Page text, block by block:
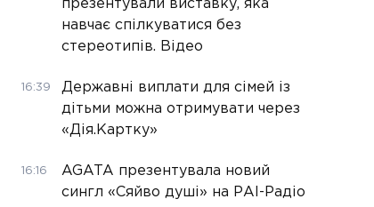
презентували виставку, яка
навчає спілкуватися без
стереотипів. Відео
16:39
Державні виплати для сімей із
дітьми можна отримувати через
«Дія.Картку»
16:16
AGATA презентувала новий
сингл «Сяйво душі» на РАІ-Радіо